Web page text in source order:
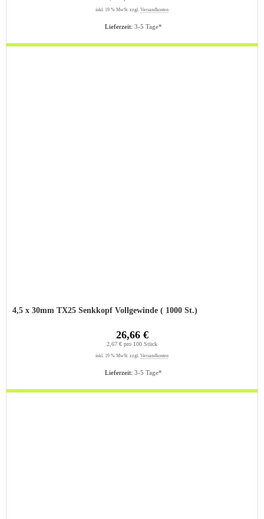
Lieferzeit: 3-5 Tage*
inkl. 19 % MwSt. zzgl. Versandkosten
4,5 x 30mm TX25 Senkkopf Vollgewinde ( 1000 St.)
Lieferzeit: 3-5 Tage*
26,66 €
2,67 € pro 100 Stück
inkl. 19 % MwSt. zzgl. Versandkosten